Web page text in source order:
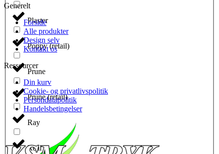
Plaster
Poppy (retail)
Prune
Prune (retail)
Ray
Real
Generelt
Forside
Alle produkter
Design selv
Kontakt os
Ressourcer
Din kurv
Cookie- og privatlivspolitik
Persondatapolitik
Handelsbetingelser